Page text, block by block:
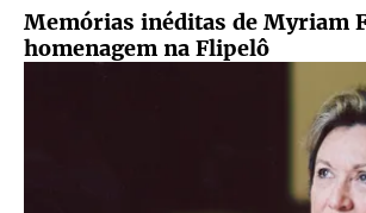
Memórias inéditas de Myriam
homenagem na Flipelô